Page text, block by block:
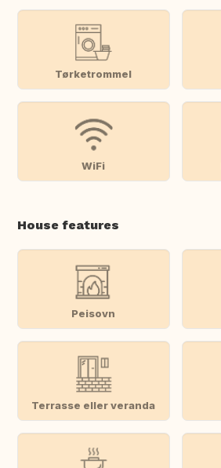
Tørketrommel
WiFi
House features
Peisovn
Terrasse eller veranda